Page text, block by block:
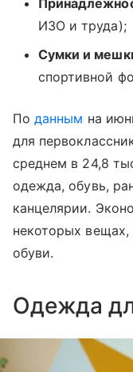
ИЗО и труда);
Сумки и
спортивной
Поданным на
для
среднем в 24,8
одежда, обувь,
канцелярии.
некоторых вещах,
обуви.
Одежда